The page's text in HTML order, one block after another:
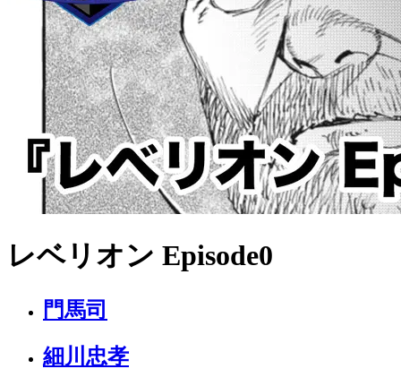
レベリオン Episode0
門馬司
細川忠孝